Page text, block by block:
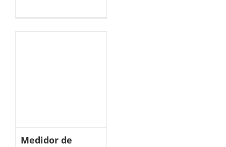
Medidor de